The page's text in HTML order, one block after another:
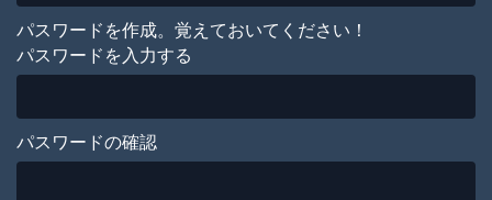
パスワードを作成。覚えておいてください！
パスワードを入力する
パスワードの確認